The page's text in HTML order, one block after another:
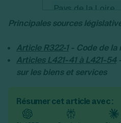
Pays de la Loire
Provence-
Guadeloupe
Guyane
Martinique
Principales sources
Article R322-1- Code de la
Articles L421-41 à L421-54
sur les biens et services
Résumer cet article avec :